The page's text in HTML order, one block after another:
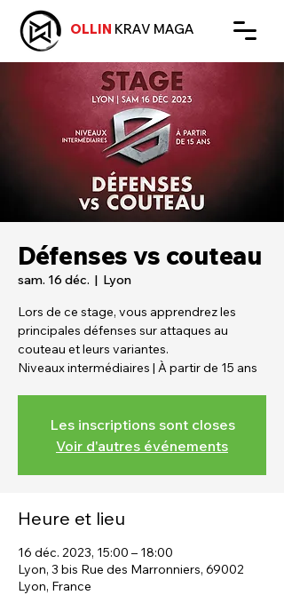
OLLIN KRAV MAGA
Défenses vs couteau
sam. 16 déc.
  |
Lyon
Lors de ce stage, vous apprendrez les
principales défenses sur attaques au
couteau et leurs variantes.
Niveaux intermédiaires | À partir de 15 ans
Les inscriptions sont closes
Voir d'autres événements
Heure et lieu
16 déc. 2023, 15:00 – 18:00
Lyon, 3 bis Rue des Marronniers, 69002
Lyon, France